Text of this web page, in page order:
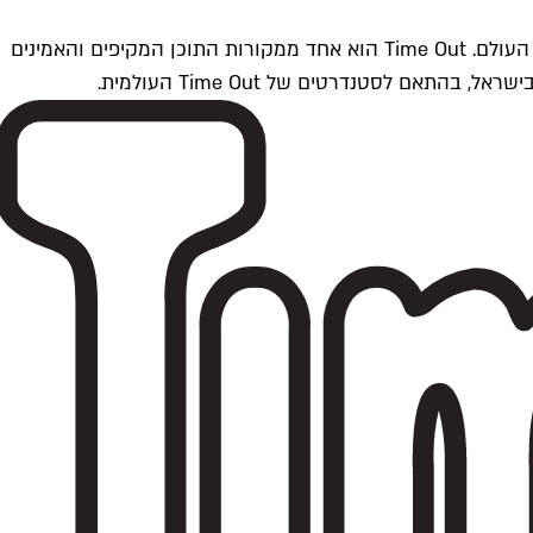
Time Outתל אביב הוא חלק מרשת Time Out Global — רשת מדיה בינלאומית הפועלת ב-360 ערים מרכזיות וב-60 מדינות ברחבי העולם. Time Out הוא אחד ממקורות התוכן המקיפים והאמינים